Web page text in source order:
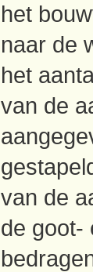
het
naar de
het
van de
van de
de goot-